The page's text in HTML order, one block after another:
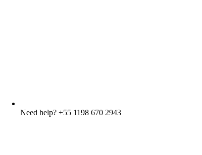
Need help? +55 1198 670 2943